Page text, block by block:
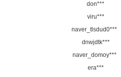
don***
viru***
naver_tlsdud0***
dnwjdtk***
naver_domoy***
era***